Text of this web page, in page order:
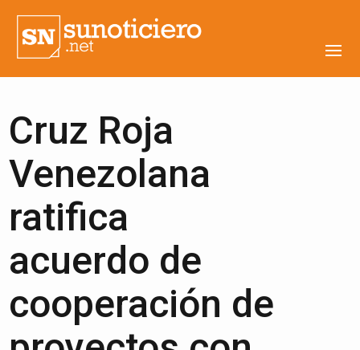
Cruz Roja
Venezolana
ratifica
acuerdo de
cooperación de